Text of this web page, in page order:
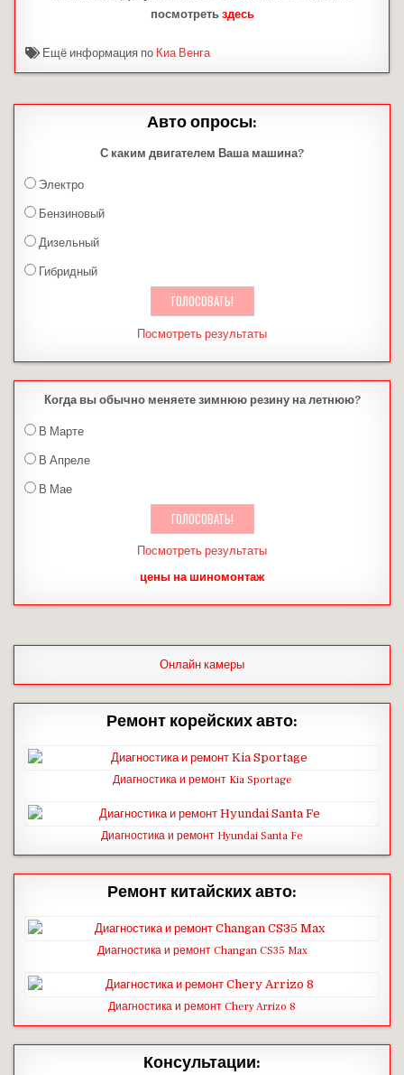
посмотреть здесь
Ещё информация по Киа Венга
Авто опросы:
С каким двигателем Ваша машина?
Электро
Бензиновый
Дизельный
Гибридный
Посмотреть результаты
Когда вы обычно меняете зимнюю резину на летнюю?
В Марте
В Апреле
В Мае
Посмотреть результаты
цены на шиномонтаж
Онлайн камеры
Ремонт корейских авто:
Диагностика и ремонт Kia Sportage
Диагностика и ремонт Hyundai Santa Fe
Ремонт китайских авто:
Диагностика и ремонт Changan CS35 Max
Диагностика и ремонт Chery Arrizo 8
Консультации: